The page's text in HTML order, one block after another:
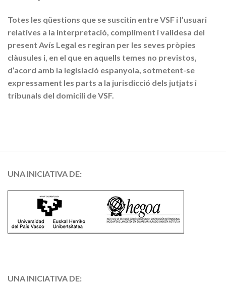
Totes les qüestions que se suscitin entre VSF i l’usuari
relatives a la interpretació, compliment i validesa del
present Avís Legal es regiran per les seves pròpies
clàusules i, en el que en aquells temes no previstos,
d’acord amb la legislació espanyola, sotmetent-se
expressament les parts a la jurisdicció dels jutjats i
tribunals del domicili de VSF.
UNA INICIATIVA DE:
UNA INICIATIVA DE: